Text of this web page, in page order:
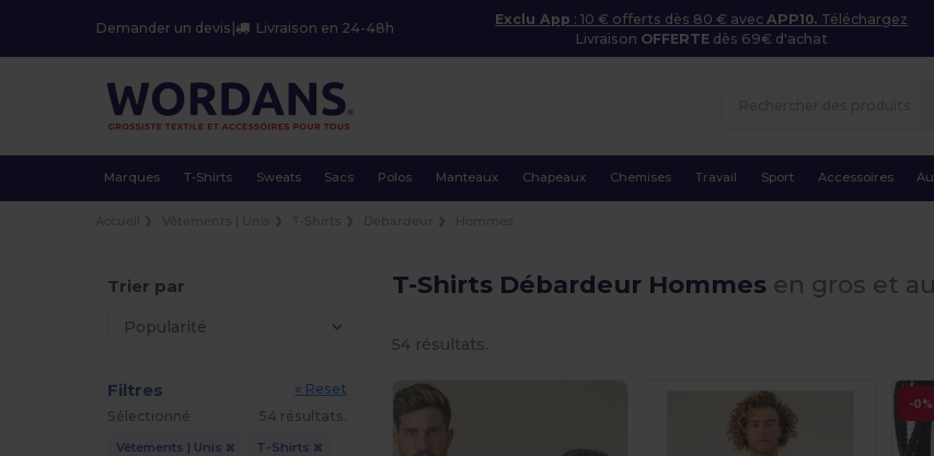
Demander un devis Livraison en 24-48h
Exclu App : 10 € offerts dès 80 € avecAPP10. Téléchargez
Livraison OFFERTE dès 69€ d'achat
Marques T-Shirts Sweats Sacs Polos Manteaux Chapeaux Chemises Travail Sport Accessoires
Trier par
Filtres
« Reset
Sélectionné
54 résultats.
Vêtements | Unis T-Shirts
T-Shirts Débardeur Hommes en gros et
54 résultats.
-0%